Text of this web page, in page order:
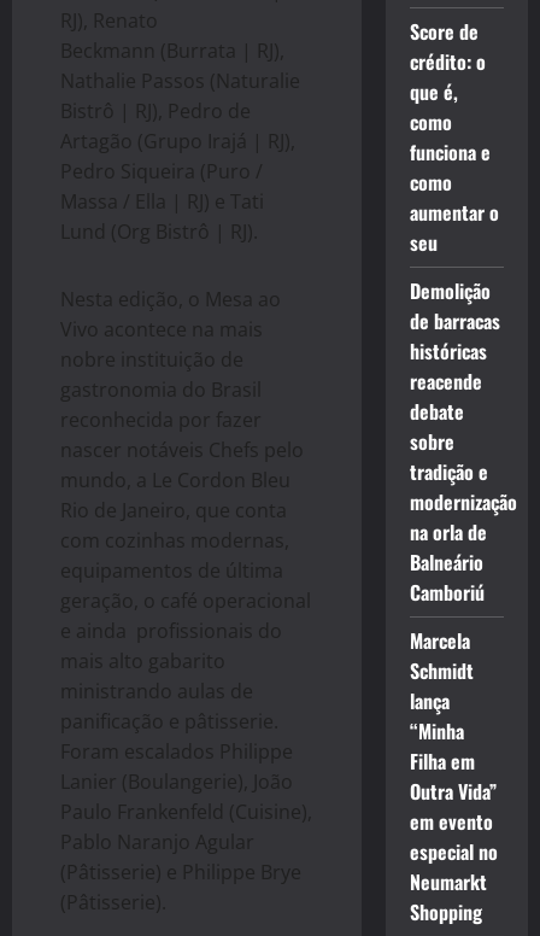
RJ), Renato
Beckmann (Burrata | RJ),
Nathalie Passos (Naturalie
Bistrô | RJ), Pedro de
Artagão (Grupo Irajá | RJ),
Pedro Siqueira (Puro /
Massa / Ella | RJ) e Tati
Lund (Org Bistrô | RJ).
Nesta edição, o Mesa ao
Vivo acontece na mais
nobre instituição de
gastronomia do Brasil
reconhecida por fazer
nascer notáveis Chefs pelo
mundo, a Le Cordon Bleu
Rio de Janeiro, que conta
com cozinhas modernas,
equipamentos de última
geração, o café operacional
e ainda profissionais do
mais alto gabarito
ministrando aulas de
panificação e pâtisserie.
Foram escalados Philippe
Lanier (Boulangerie), João
Paulo Frankenfeld (Cuisine),
Pablo Naranjo Agular
(Pâtisserie) e Philippe Brye
(Pâtisserie).
Score de
crédito: o
que é,
como
funciona e
como
aumentar o
seu
Demolição
de barracas
históricas
reacende
debate
sobre
tradição e
modernização
na orla de
Balneário
Camboriú
Marcela
Schmidt
lança
“Minha
Filha em
Outra Vida”
em evento
especial no
Neumarkt
Shopping